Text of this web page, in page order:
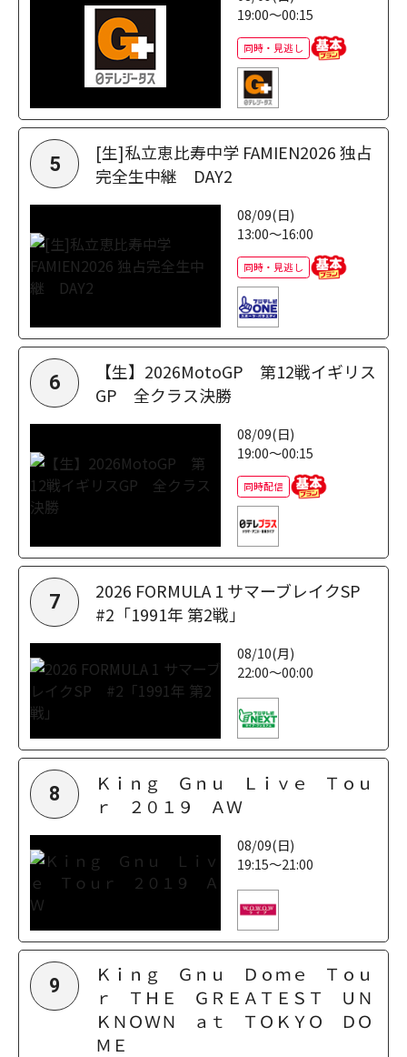
19:00～00:15
同時・見逃し
5
[生]私立恵比寿中学 FAMIEN2026 独占
完全生中継 DAY2
08/09(日)
13:00～16:00
同時・見逃し
6
【生】2026MotoGP 第12戦イギリス
GP 全クラス決勝
08/09(日)
19:00～00:15
同時配信
7
2026 FORMULA 1 サマーブレイクSP
#2「1991年 第2戦」
08/10(月)
22:00～00:00
8
Ｋｉｎｇ Ｇｎｕ Ｌｉｖｅ Ｔｏｕ
ｒ ２０１９ ＡＷ
08/09(日)
19:15～21:00
9
Ｋｉｎｇ Ｇｎｕ Ｄｏｍｅ Ｔｏｕ
ｒ ＴＨＥ ＧＲＥＡＴＥＳＴ ＵＮ
ＫＮＯＷＮ ａｔ ＴＯＫＹＯ ＤＯ
ＭＥ